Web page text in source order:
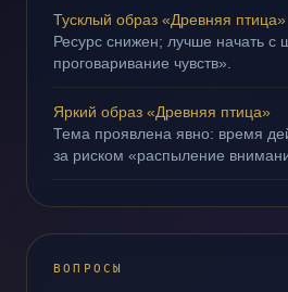
Тусклый образ «Древняя птица»
Ресурс снижен; лучше начать с
проговаривание чувств».
Яркий образ «Древняя птица»
Тема проявлена явно: время
за риском «распыление
ВОПРОСЫ